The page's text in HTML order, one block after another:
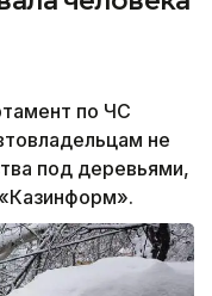
по ЧС
не
под деревьями,